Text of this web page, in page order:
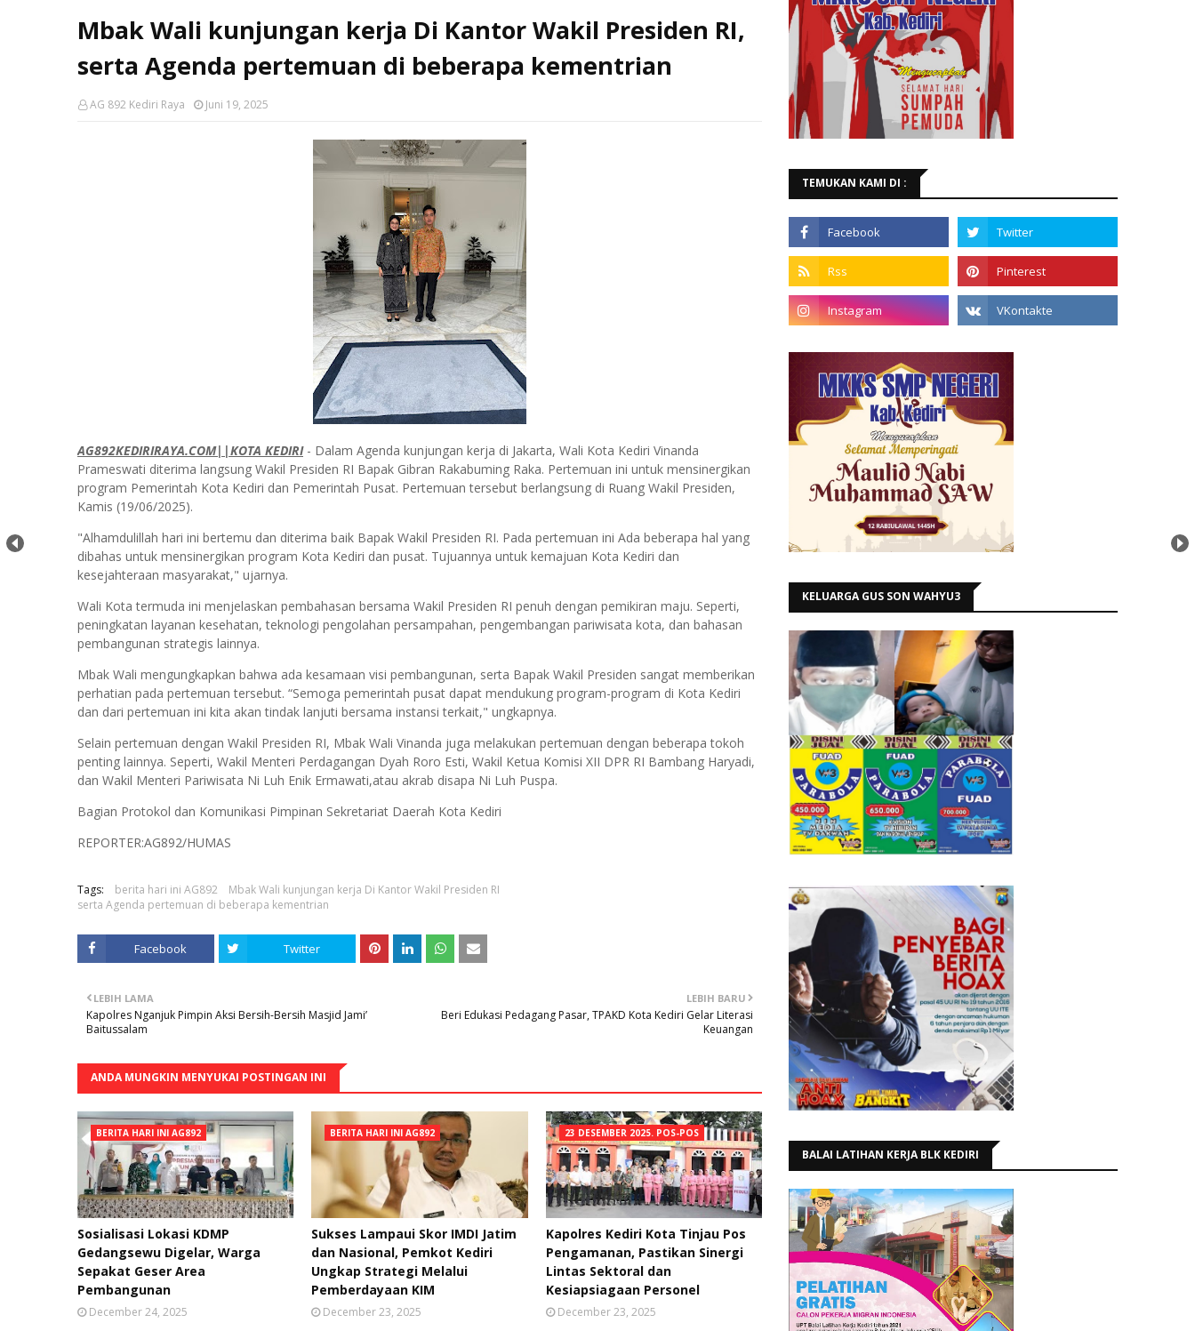
Mbak Wali kunjungan kerja Di Kantor Wakil Presiden RI,
serta Agenda pertemuan di beberapa kementrian
AG 892 Kediri Raya Juni 19, 2025
AG892KEDIRIRAYA.COM||KOTA KEDIRI- Dalam Agenda kunjungan kerja di Jakarta, Wali Kota Kediri Vinanda
Prameswati diterima langsung Wakil Presiden RI Bapak Gibran Rakabuming Raka. Pertemuan ini untuk mensinergikan
program Pemerintah Kota Kediri dan Pemerintah Pusat. Pertemuan tersebut berlangsung di Ruang Wakil Presiden,
Kamis (19/06/2025).
"Alhamdulillah hari ini bertemu dan diterima baik Bapak Wakil Presiden RI. Pada pertemuan ini Ada beberapa hal yang
dibahas untuk mensinergikan program Kota Kediri dan pusat. Tujuannya untuk kemajuan Kota Kediri dan
kesejahteraan masyarakat," ujarnya.
Wali Kota termuda ini menjelaskan pembahasan bersama Wakil Presiden RI penuh dengan pemikiran maju. Seperti,
peningkatan layanan kesehatan, teknologi pengolahan persampahan, pengembangan pariwisata kota, dan bahasan
pembangunan strategis lainnya.
Mbak Wali mengungkapkan bahwa ada kesamaan visi pembangunan, serta Bapak Wakil Presiden sangat memberikan
perhatian pada pertemuan tersebut. “Semoga pemerintah pusat dapat mendukung program-program di Kota Kediri
dan dari pertemuan ini kita akan tindak lanjuti bersama instansi terkait," ungkapnya.
Selain pertemuan dengan Wakil Presiden RI, Mbak Wali Vinanda juga melakukan pertemuan dengan beberapa tokoh
penting lainnya. Seperti, Wakil Menteri Perdagangan Dyah Roro Esti, Wakil Ketua Komisi XII DPR RI Bambang Haryadi,
dan Wakil Menteri Pariwisata Ni Luh Enik Ermawati,atau akrab disapa Ni Luh Puspa.
Bagian Protokol dan Komunikasi Pimpinan Sekretariat Daerah Kota Kediri
REPORTER:AG892/HUMAS
Tags: berita hari ini AG892
Mbak Wali kunjungan kerja Di Kantor Wakil Presiden RI
serta Agenda pertemuan di beberapa kementrian
Facebook Twitter
LEBIH BARU
Beri Edukasi Pedagang Pasar, TPAKD Kota Kediri Gelar Literasi
Keuangan
LEBIH LAMA
Kapolres Nganjuk Pimpin Aksi Bersih-Bersih Masjid Jami’
Baitussalam
ANDA MUNGKIN MENYUKAI POSTINGAN INI
BERITA HARI INI AG892
Sosialisasi Lokasi KDMP
Gedangsewu Digelar, Warga
Sepakat Geser Area
Pembangunan
December 24, 2025
BERITA HARI INI AG892
Sukses Lampaui Skor IMDI Jatim
dan Nasional, Pemkot Kediri
Ungkap Strategi Melalui
Pemberdayaan KIM
December 23, 2025
23 DESEMBER 2025. POS-POS
Kapolres Kediri Kota Tinjau Pos
Pengamanan, Pastikan Sinergi
Lintas Sektoral dan
Kesiapsiagaan Personel
December 23, 2025
TEMUKAN KAMI DI :
KELUARGA GUS SON WAHYU3
BALAI LATIHAN KERJA BLK KEDIRI